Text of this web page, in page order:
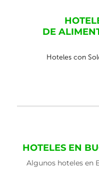
DE
Hoteles con
HOTELES EN
Algunos hoteles en